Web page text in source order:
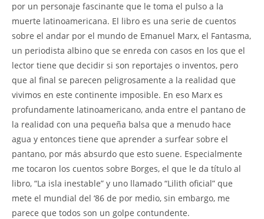
por un personaje fascinante que le toma el pulso a la
muerte latinoamericana. El libro es una serie de cuentos
sobre el andar por el mundo de Emanuel Marx, el Fantasma,
un periodista albino que se enreda con casos en los que el
lector tiene que decidir si son reportajes o inventos, pero
que al final se parecen peligrosamente a la realidad que
vivimos en este continente imposible. En eso Marx es
profundamente latinoamericano, anda entre el pantano de
la realidad con una pequeña balsa que a menudo hace
agua y entonces tiene que aprender a surfear sobre el
pantano, por más absurdo que esto suene. Especialmente
me tocaron los cuentos sobre Borges, el que le da título al
libro, “La isla inestable” y uno llamado “Lilith oficial” que
mete el mundial del ‘86 de por medio, sin embargo, me
parece que todos son un golpe contundente.